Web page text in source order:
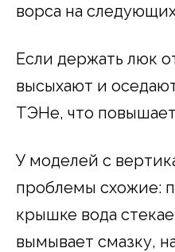
ворса на
Если держать люк
высыхают и
ТЭНе, что
У моделей с
проблемы схожие:
крышке вода
вымывает смазку,